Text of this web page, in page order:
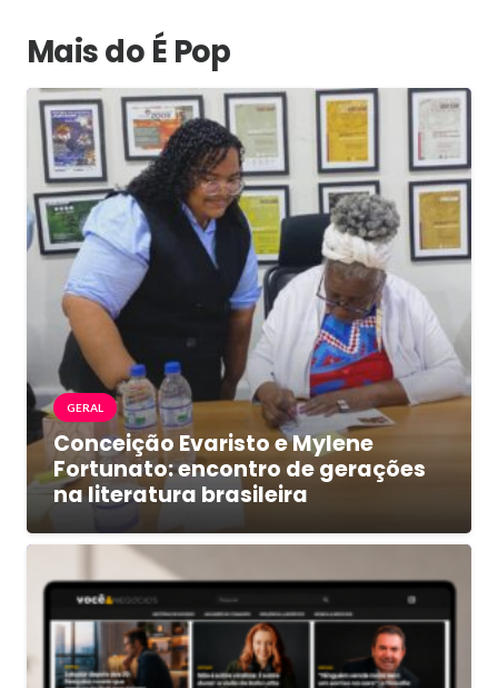
Mais do É Pop
GERAL
Conceição Evaristo e Mylene
Fortunato: encontro de gerações
na literatura brasileira